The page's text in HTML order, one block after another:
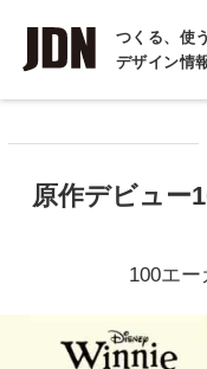
つくる、使
デザイン情
インタビュー
原作デビュー
100エー